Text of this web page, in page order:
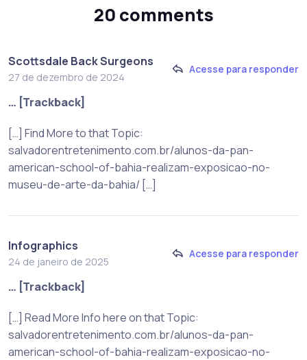
20 comments
Scottsdale Back Surgeons
27 de dezembro de 2024
Acesse para responder
… [Trackback]
[…] Find More to that Topic:
salvadorentretenimento.com.br/alunos-da-pan-
american-school-of-bahia-realizam-exposicao-no-
museu-de-arte-da-bahia/ […]
Infographics
24 de janeiro de 2025
Acesse para responder
… [Trackback]
[…] Read More Info here on that Topic:
salvadorentretenimento.com.br/alunos-da-pan-
american-school-of-bahia-realizam-exposicao-no-